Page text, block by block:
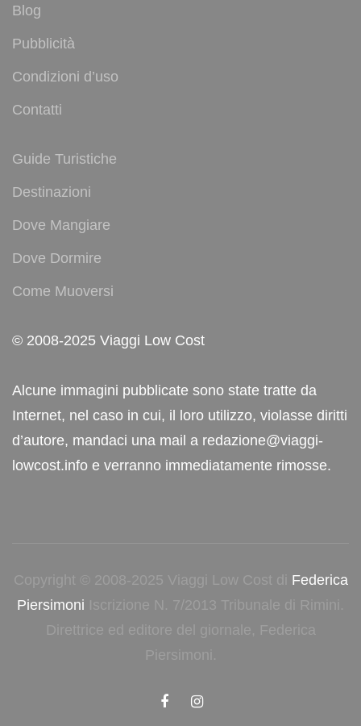
Blog
Pubblicità
Condizioni d’uso
Contatti
Guide Turistiche
Destinazioni
Dove Mangiare
Dove Dormire
Come Muoversi
© 2008-2025 Viaggi Low Cost
Alcune immagini pubblicate sono state tratte da
Internet, nel caso in cui, il loro utilizzo, violasse diritti
d’autore, mandaci una mail a redazione@viaggi-
lowcost.info e verranno immediatamente rimosse.
Copyright © 2008-2025 Viaggi Low Cost di Federica
Piersimoni Iscrizione N. 7/2013 Tribunale di Rimini.
Direttrice ed editore del giornale, Federica
Piersimoni.